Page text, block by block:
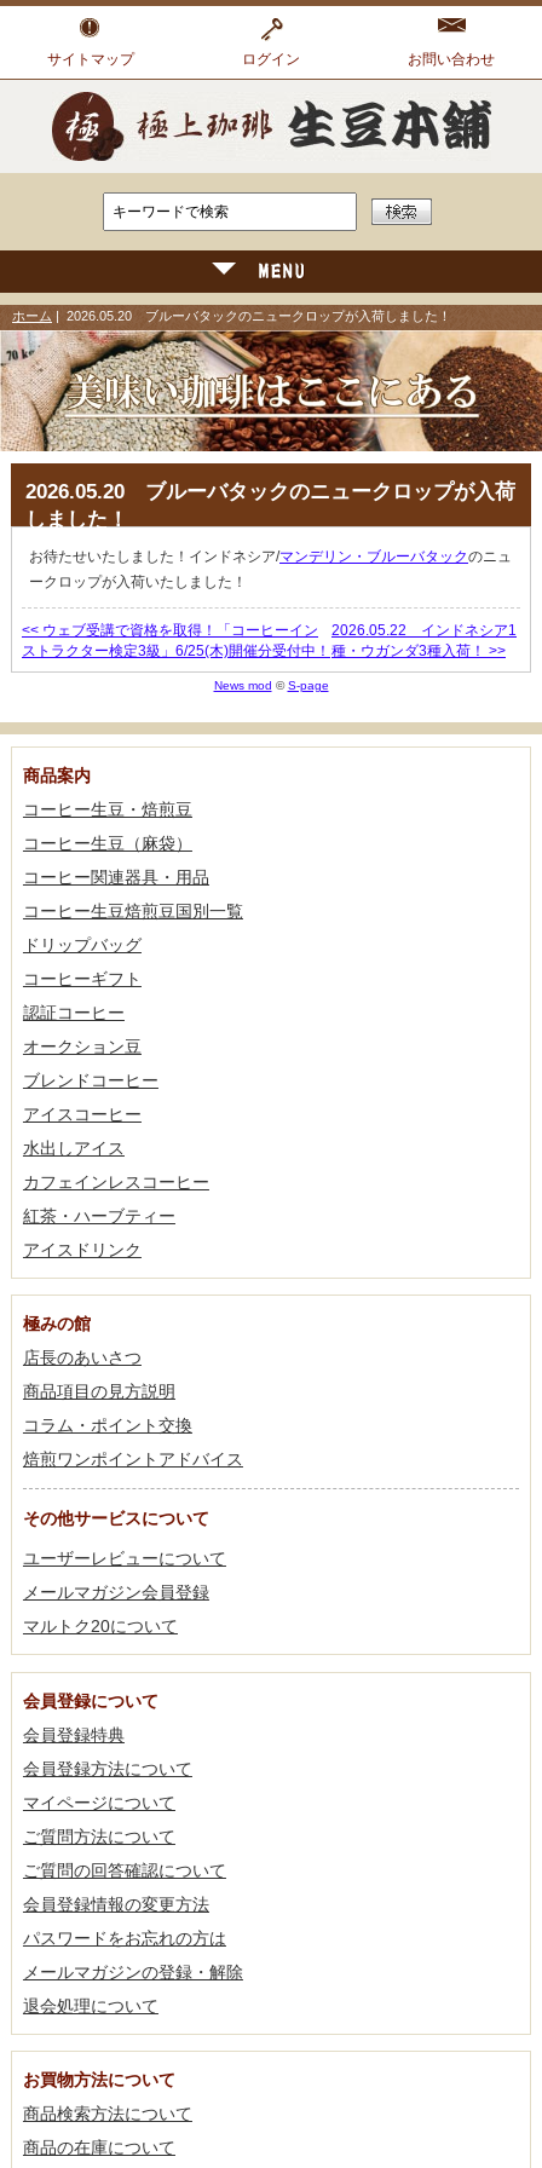
サイトマップ ログイン お問い合わせ
ホーム | 2026.05.20 ブルーバタックのニュークロップが入荷しました！
2026.05.20 ブルーバタックのニュークロップが入荷
しました！
お待たせいたしました！インドネシア/マンデリン・ブルーバタックのニュ
ークロップが入荷いたしました！
<< ウェブ受講で資格を取得！「コーヒーイン
ストラクター検定3級」6/25(木)開催分受付中！
2026.05.22 インドネシア1
種・ウガンダ3種入荷！ >>
News mod ©S-page
商品案内
コーヒー生豆・焙煎豆
コーヒー生豆（麻袋）
コーヒー関連器具・用品
コーヒー生豆焙煎豆国別一覧
ドリップバッグ
コーヒーギフト
認証コーヒー
オークション豆
ブレンドコーヒー
アイスコーヒー
水出しアイス
カフェインレスコーヒー
紅茶・ハーブティー
アイスドリンク
極みの館
店長のあいさつ
商品項目の見方説明
コラム・ポイント交換
焙煎ワンポイントアドバイス
その他サービスについて
ユーザーレビューについて
メールマガジン会員登録
マルトク20について
会員登録について
会員登録特典
会員登録方法について
マイページについて
ご質問方法について
ご質問の回答確認について
会員登録情報の変更方法
パスワードをお忘れの方は
メールマガジンの登録・解除
退会処理について
お買物方法について
商品検索方法について
商品の在庫について